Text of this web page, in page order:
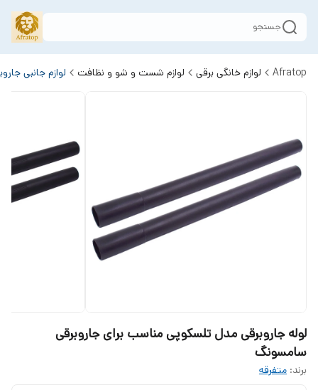
جستجو
Afratop لوازم خانگی برقی لوازم شست و شو و نظافت لوازم جانبی
لوله جاروبرقی مدل تلسکوپی مناسب برای جاروبرقی
سامسونگ
برند: متفرقه